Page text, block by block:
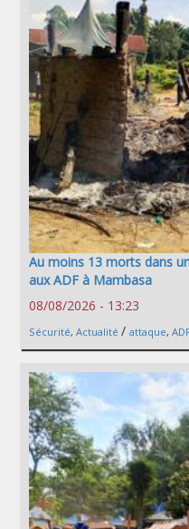
Au moins 13 morts dans
aux ADF à Mambasa
08/08/2026 - 13:23
Sécurité, Actualité / attaque,